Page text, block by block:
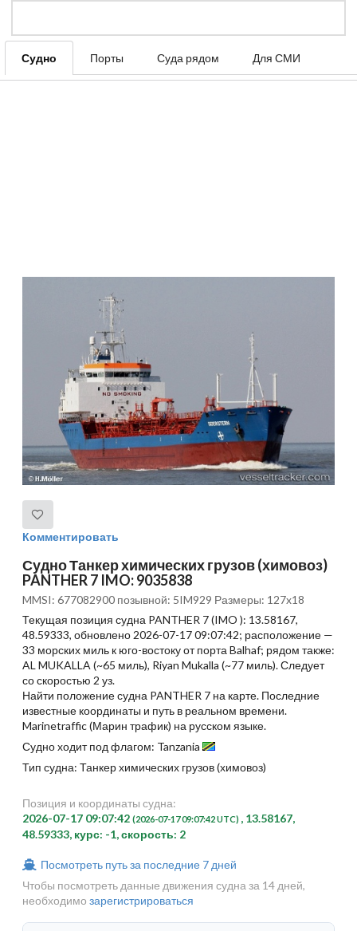
Судно Порты Суда рядом Для СМИ
Комментировать
Судно Танкер химических грузов (химовоз)
PANTHER 7 IMO: 9035838
MMSI: 677082900 позывной: 5IM929 Размеры: 127x18
Текущая позиция судна PANTHER 7 (IMO ): 13.58167,
48.59333, обновлено 2026-07-17 09:07:42; расположение —
33 морских миль к юго-востоку от порта Balhaf; рядом также:
AL MUKALLA (~65 миль), Riyan Mukalla (~77 миль). Следует
со скоростью 2 уз.
Найти положение судна PANTHER 7 на карте. Последние
известные координаты и путь в реальном времени.
Marinetraffic (Марин трафик) на русском языке.
Судно ходит под флагом: Tanzania
Тип судна: Танкер химических грузов (химовоз)
Позиция и координаты судна:
2026-07-17 09:07:42 (2026-07-17 09:07:42 UTC) , 13.58167,
48.59333, курс: -1, скорость: 2
Посмотреть путь за последние 7 дней
Чтобы посмотреть данные движения судна за 14 дней,
необходимо зарегистрироваться